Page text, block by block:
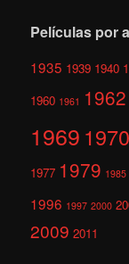
Películas por
1935 1939 1940
1960 1961 1962
1969 1970
1977 1979 1985
1996 1997 2000
2009 2011